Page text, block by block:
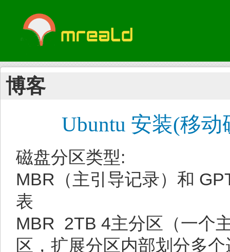
博客
Ubuntu 安装(移
磁盘分区类型:
MBR（主引导记录）和
表
MBR 2TB 4主分区（一个
区，扩展分区内部划分多